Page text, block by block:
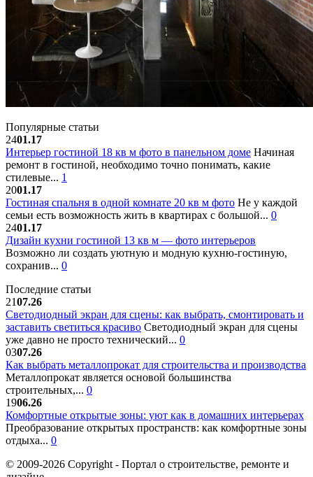
Популярные статьи
2401.17
Интерьер гостиной 18 кв м фото в панельном доме Начиная
ремонт в гостиной, необходимо точно понимать, какие
стилевые... 1
2001.17
Гостиная спальня в одной комнате 20 кв м фото Не у каждой
семьи есть возможность жить в квартирах с большой... 0
2401.17
Дизайн кухни гостиной 13 кв м — фото интерьеров
Возможно ли создать уютную и модную кухню-гостиную,
сохранив... 0
Последние статьи
2107.26
Светодиодный экран для сцены: как выбрать, смонтировать и
заставить светиться красиво Светодиодный экран для сцены
уже давно не просто технический... 0
0307.26
Как выбрать металлопрокат для строительства и производства
Металлопрокат является основой большинства
строительных,... 0
1906.26
Комфортные открытые зоны: уют как в домашних интерьерах
Преобразование открытых пространств: как комфортные зоны
отдыха... 0
© 2009-2026 Copyright - Портал о строительстве, ремонте и